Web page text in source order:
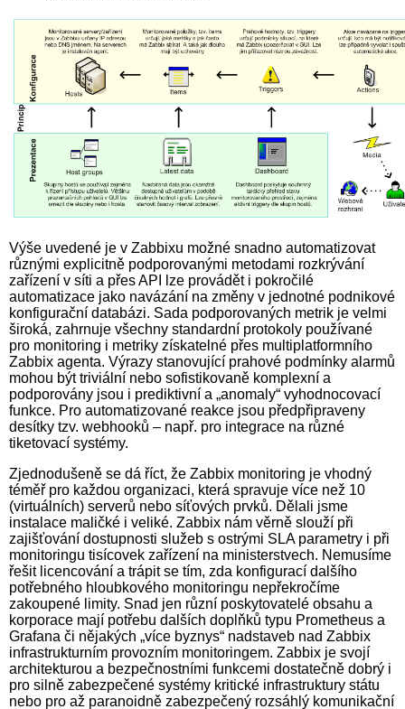
Výše uvedené je v Zabbixu možné snadno automatizovat
různými explicitně podporovanými metodami rozkrývání
zařízení v síti a přes API lze provádět i pokročilé
automatizace jako navázání na změny v jednotné podnikové
konfigurační databázi. Sada podporovaných metrik je velmi
široká, zahrnuje všechny standardní protokoly používané
pro monitoring i metriky získatelné přes multiplatformního
Zabbix agenta. Výrazy stanovující prahové podmínky alarmů
mohou být triviální nebo sofistikovaně komplexní a
podporovány jsou i prediktivní a „anomaly“ vyhodnocovací
funkce. Pro automatizované reakce jsou předpřipraveny
desítky tzv. webhooků – např. pro integrace na různé
tiketovací systémy.
Zjednodušeně se dá říct, že Zabbix monitoring je vhodný
téměř pro každou organizaci, která spravuje více než 10
(virtuálních) serverů nebo síťových prvků. Dělali jsme
instalace maličké i veliké. Zabbix nám věrně slouží při
zajišťování dostupnosti služeb s ostrými SLA parametry i při
monitoringu tisícovek zařízení na ministerstvech. Nemusíme
řešit licencování a trápit se tím, zda konfigurací dalšího
potřebného hloubkového monitoringu nepřekročíme
zakoupené limity. Snad jen různí poskytovatelé obsahu a
korporace mají potřebu dalších doplňků typu Prometheus a
Grafana či nějakých „více byznys“ nadstaveb nad Zabbix
infrastrukturním provozním monitoringem. Zabbix je svojí
architekturou a bezpečnostními funkcemi dostatečně dobrý i
pro silně zabezpečené systémy kritické infrastruktury státu
nebo pro až paranoidně zabezpečený rozsáhlý komunikační